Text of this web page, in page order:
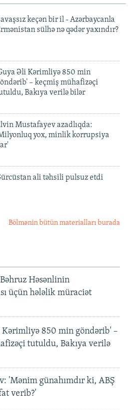
keçən bir il - Azərbaycanla
sülhə nə qədər yaxındır?
Əli Kərimliyə 850 min
– keçmiş mühafizəçi
Bakıya verilə bilər
Mustafayev azadlıqda:
yox, minlik korrupsiya
ali təhsili pulsuz etdi
Bölmənin bütün materialları burada
Həsənlinin
üçün hələlik müraciət
Kərimliyə 850 min göndərib' –
tutuldu, Bakıya verilə
'Mənim günahımdır ki, ABŞ
verib?'